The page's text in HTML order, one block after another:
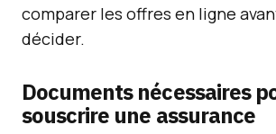
comparer les offres en ligne
décider.
Documents nécessaires
souscrire une assurance